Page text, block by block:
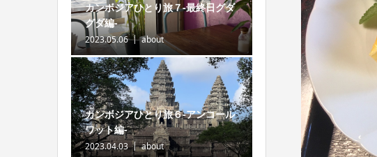
カンボジアひとり旅７-最終日グダ
グダ編-
2023.05.06 about
カンボジアひとり旅６-アンコール
ワット編-
2023.04.03 about